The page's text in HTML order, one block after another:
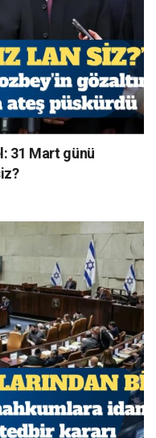
31 Mart günü